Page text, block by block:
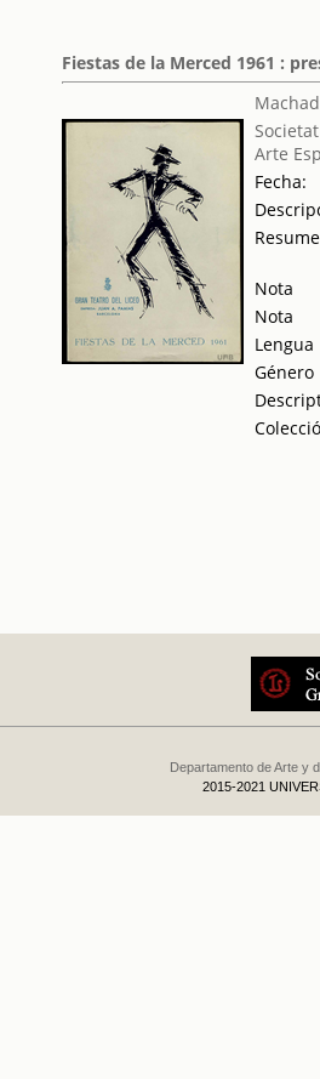
Fiestas de la Merced 1961 :
Arte
Fecha:
Nota
Nota
Lengua
Género
Departamento de Arte y
2015-2021